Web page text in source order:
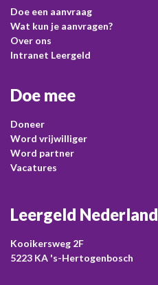
Doe een aanvraag
Wat kun je aanvragen?
Over ons
Intranet Leergeld
Doe mee
Doneer
Word vrijwilliger
Word partner
Vacatures
Leergeld Nederland
Kooikersweg 2F
5223 KA 's-Hertogenbosch